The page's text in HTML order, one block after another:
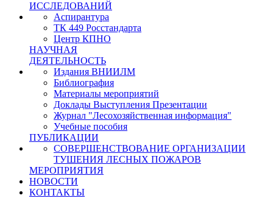
ИССЛЕДОВАНИЙ
Аспирантура
ТК 449 Росстандарта
Центр КПНО
НАУЧНАЯ
ДЕЯТЕЛЬНОСТЬ
Издания ВНИИЛМ
Библиография
Материалы мероприятий
Доклады Выступления Презентации
Журнал "Лесохозяйственная информация"
Учебные пособия
ПУБЛИКАЦИИ
СОВЕРШЕНСТВОВАНИЕ ОРГАНИЗАЦИИ
ТУШЕНИЯ ЛЕСНЫХ ПОЖАРОВ
МЕРОПРИЯТИЯ
НОВОСТИ
КОНТАКТЫ